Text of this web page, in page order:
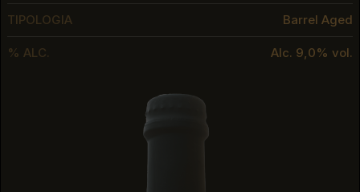
TIPOLOGIA Barrel Aged
% ALC. Alc. 9,0% vol.